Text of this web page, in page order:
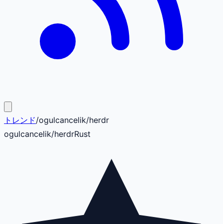
トレンド/ogulcancelik/herdr
ogulcancelik/herdrRust